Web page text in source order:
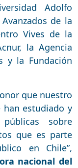
Adolfo
de la
Vives de la
la Agencia
y la Fundación
que nuestro
han estudiado y
sobre
que es parte
en Chile”,
nacional del